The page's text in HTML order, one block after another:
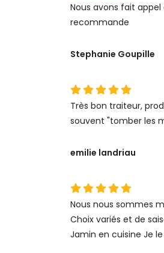
Nous avons fait
recommande
Stephanie Goupille
Très bon traiteur,
souvent "tomber les
emilie landriau
Nous nous sommes
Choix variés et de
Jamin en cuisine Je